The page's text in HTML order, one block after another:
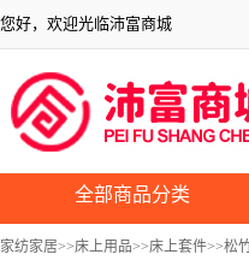
您好，欢迎光临沛富商城
全部商品分类
家纺家居>>床上用品>>床上套件>>松